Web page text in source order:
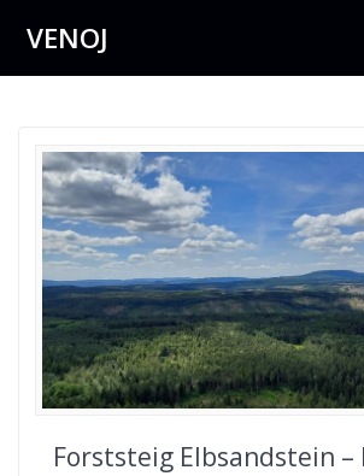
VENOJ
Forststeig Elbsandstein –